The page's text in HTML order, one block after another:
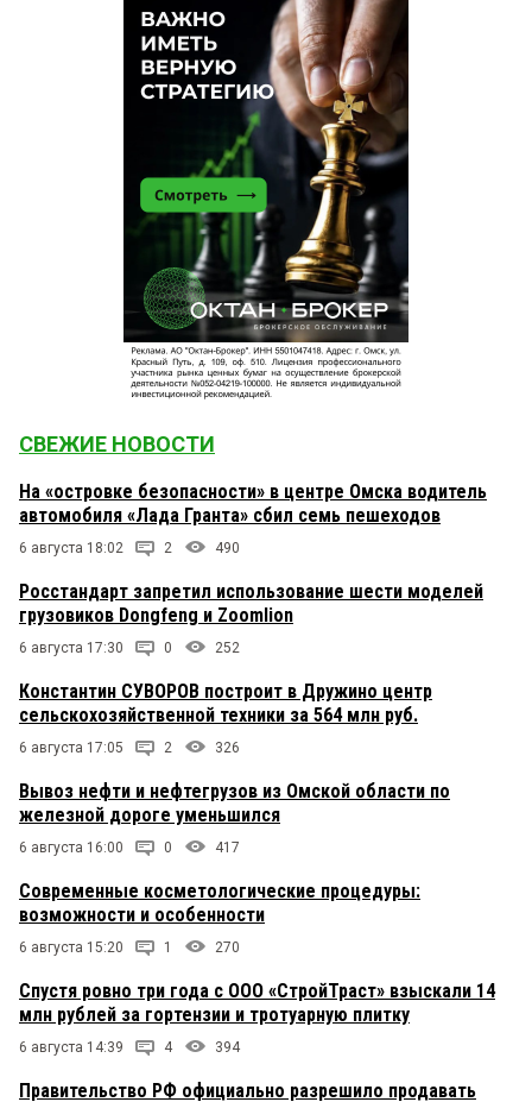
СВЕЖИЕ НОВОСТИ
На «островке безопасности» в центре Омска водитель
автомобиля «Лада Гранта» сбил семь пешеходов
6 августа 18:02 2 490
Росстандарт запретил использование шести моделей
грузовиков Dongfeng и Zoomlion
6 августа 17:30 0 252
Константин СУВОРОВ построит в Дружино центр
сельскохозяйственной техники за 564 млн руб.
6 августа 17:05 2 326
Вывоз нефти и нефтегрузов из Омской области по
железной дороге уменьшился
6 августа 16:00 0 417
Современные косметологические процедуры:
возможности и особенности
6 августа 15:20 1 270
Спустя ровно три года с ООО «СтройТраст» взыскали 14
млн рублей за гортензии и тротуарную плитку
6 августа 14:39 4 394
Правительство РФ официально разрешило продавать